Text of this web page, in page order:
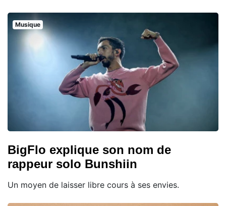
Musique
BigFlo explique son nom de
rappeur solo Bunshiin
Un moyen de laisser libre cours à ses envies.